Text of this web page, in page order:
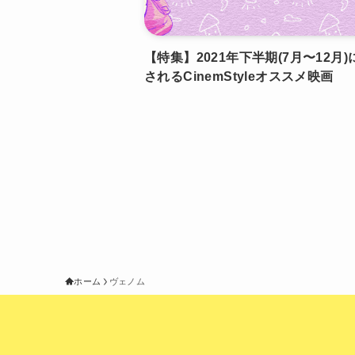
【特集】2021年下半期(7月〜12月)
されるCinemStyleオススメ映画
ホーム ヴェノム